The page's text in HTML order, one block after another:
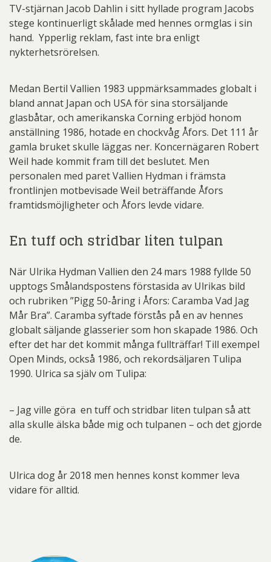
TV-stjärnan Jacob Dahlin i sitt hyllade program Jacobs
stege kontinuerligt skålade med hennes ormglas i sin
hand. Ypperlig reklam, fast inte bra enligt
nykterhetsrörelsen.
Medan Bertil Vallien 1983 uppmärksammades globalt i
bland annat Japan och USA för sina storsäljande
glasbåtar, och amerikanska Corning erbjöd honom
anställning 1986, hotade en chockvåg Åfors. Det 111 år
gamla bruket skulle läggas ner. Koncernägaren Robert
Weil hade kommit fram till det beslutet. Men
personalen med paret Vallien Hydman i främsta
frontlinjen motbevisade Weil beträffande Åfors
framtidsmöjligheter och Åfors levde vidare.
En tuff och stridbar liten tulpan
När Ulrika Hydman Vallien den 24 mars 1988 fyllde 50
upptogs Smålandspostens förstasida av Ulrikas bild
och rubriken ”Pigg 50-åring i Åfors: Caramba Vad Jag
Mår Bra”. Caramba syftade förstås på en av hennes
globalt säljande glasserier som hon skapade 1986. Och
efter det har det kommit många fullträffar! Till exempel
Open Minds, också 1986, och rekordsäljaren Tulipa
1990. Ulrica sa själv om Tulipa:
– Jag ville göra en tuff och stridbar liten tulpan så att
alla skulle älska både mig och tulpanen – och det gjorde
de.
Ulrica dog år 2018 men hennes konst kommer leva
vidare för alltid.